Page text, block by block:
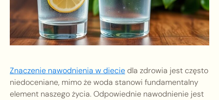
Znaczenie nawodnienia w dieciedla zdrowia jest często
niedoceniane, mimo że woda stanowi fundamentalny
element naszego życia. Odpowiednie nawodnienie jest